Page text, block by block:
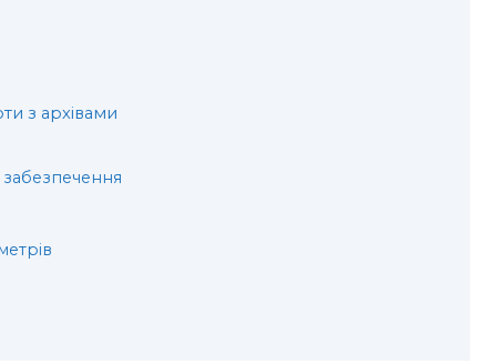
з архівами